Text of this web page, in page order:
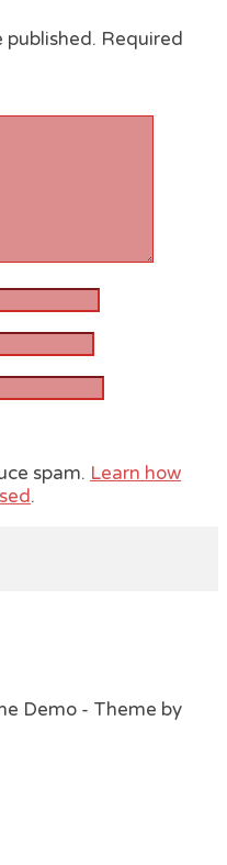
published. Required
spam. Learn how
.
Demo - Theme by